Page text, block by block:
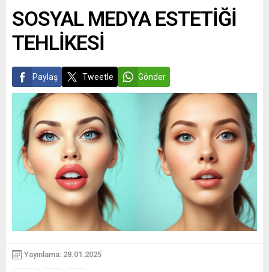
SOSYAL MEDYA ESTETİĞİ
TEHLİKESİ
Paylaş Tweetle Gönder
Yayınlama: 28.01.2025